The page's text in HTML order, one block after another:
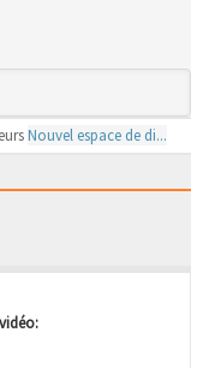
Nouvel espace de di...